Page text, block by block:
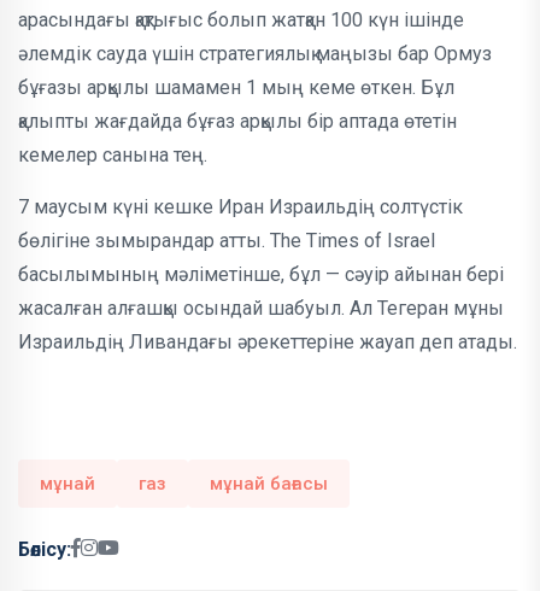
арасындағы қақтығыс болып жатқан 100 күн ішінде
әлемдік сауда үшін стратегиялық маңызы бар Ормуз
бұғазы арқылы шамамен 1 мың кеме өткен. Бұл
қалыпты жағдайда бұғаз арқылы бір аптада өтетін
кемелер санына тең.
7 маусым күні кешке Иран Израильдің солтүстік
бөлігіне зымырандар атты. The Times of Israel
басылымының мәліметінше, бұл — сәуір айынан бері
жасалған алғашқы осындай шабуыл. Ал Тегеран мұны
Израильдің Ливандағы әрекеттеріне жауап деп атады.
мұнай газ мұнай бағасы
Бөлісу: